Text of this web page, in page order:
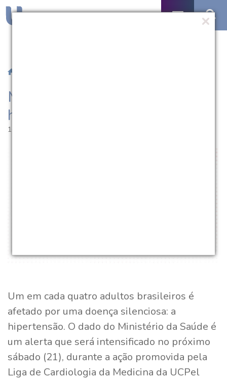
Medicina da UCPel alerta para
hipertensão
16.05.2022 | 11:07
Um em cada quatro adultos brasileiros é
afetado por uma doença silenciosa: a
hipertensão. O dado do Ministério da Saúde é
um alerta que será intensificado no próximo
sábado (21), durante a ação promovida pela
Liga de Cardiologia da Medicina da UCPel